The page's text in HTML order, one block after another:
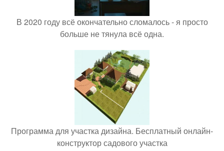
В 2020 году всё окончательно сломалось - я просто
больше не тянула всё одна.
Программа для участка дизайна. Бесплатный онлайн-
конструктор садового участка